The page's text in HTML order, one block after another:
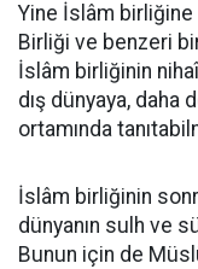
Yine İslâm birliğine
Birliği ve benzeri
İslâm birliğinin
dış dünyaya, daha
ortamında
İslâm birliğinin
dünyanın sulh ve
Bunun için de